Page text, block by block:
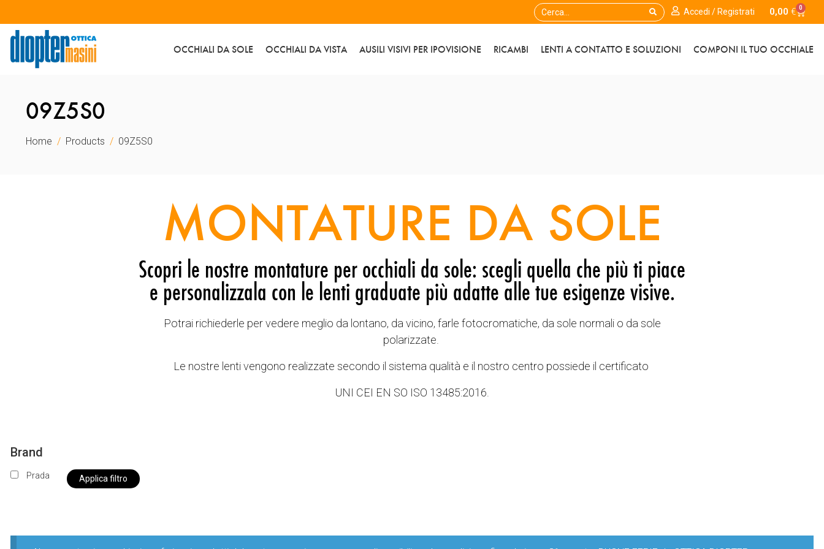
Accedi / Registrati 0,00 € 0
OCCHIALI DA SOLE OCCHIALI DA VISTA AUSILI VISIVI PER IPOVISIONE RICAMBI LENTI A CONTATTO E SOLUZIONI COMPONI IL TUO OCCHIALE
09Z5S0
Home Products 09Z5S0
MONTATURE DA SOLE
Scopri le nostre montature per occhiali da sole: scegli quella che più ti piace
e personalizzala con le lenti graduate più adatte alle tue esigenze visive.
Potrai richiederle per vedere meglio da lontano, da vicino, farle fotocromatiche, da sole normali o da sole
polarizzate.
Le nostre lenti vengono realizzate secondo il sistema qualità e il nostro centro possiede il certificato
UNI CEI EN SO ISO 13485:2016.
Brand
Prada Applica filtro